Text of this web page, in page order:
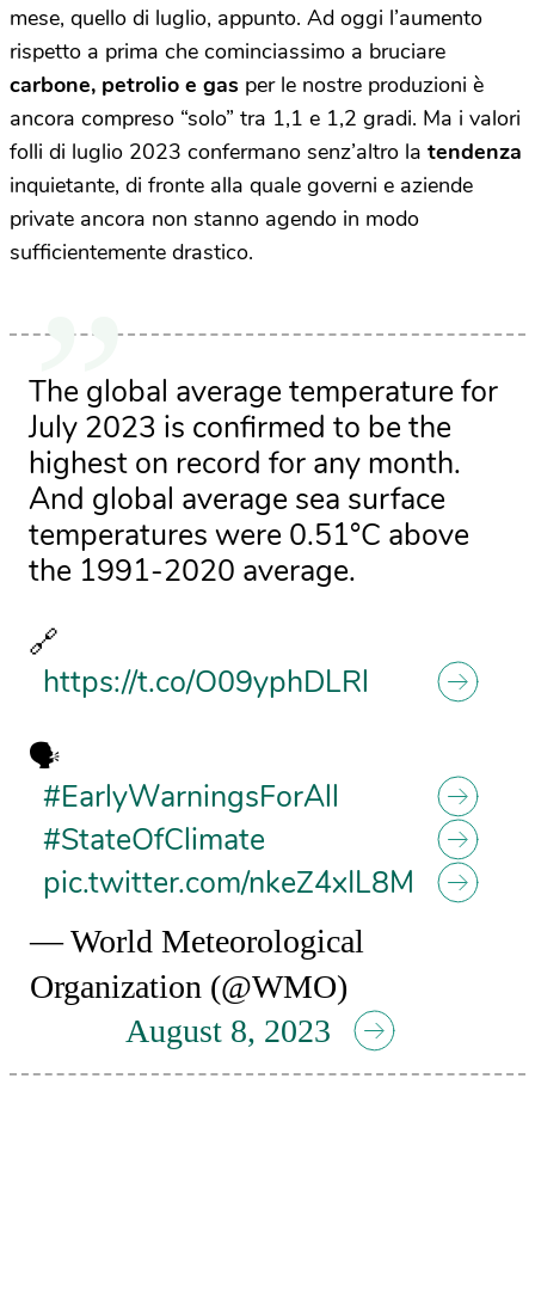
mese, quello di luglio, appunto. Ad oggi l’aumento
rispetto a prima che cominciassimo a bruciare
carbone, petrolio e gas per le nostre produzioni è
ancora compreso “solo” tra 1,1 e 1,2 gradi. Ma i valori
folli di luglio 2023 confermano senz’altro la tendenza
inquietante, di fronte alla quale governi e aziende
private ancora non stanno agendo in modo
sufficientemente drastico.
The global average temperature for
July 2023 is confirmed to be the
highest on record for any month.
And global average sea surface
temperatures were 0.51°C above
the 1991-2020 average.
🔗
https://t.co/O09yphDLRl
🗣️
#EarlyWarningsForAll
#StateOfClimate
pic.twitter.com/nkeZ4xIL8M
— World Meteorological
Organization (@WMO)
August 8, 2023